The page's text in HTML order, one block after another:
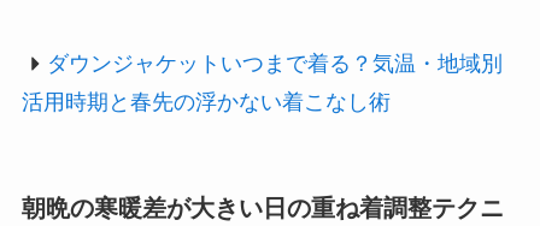
ダウンジャケットいつまで着る？気温・地域別
活用時期と春先の浮かない着こなし術
朝晩の寒暖差が大きい日の重ね着調整テクニ